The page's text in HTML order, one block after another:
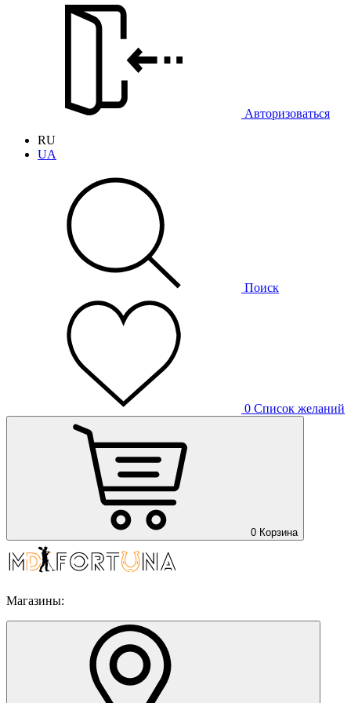
Авторизоваться
RU
UA
Поиск
0 Список желаний
0 Корзина
Магазины: